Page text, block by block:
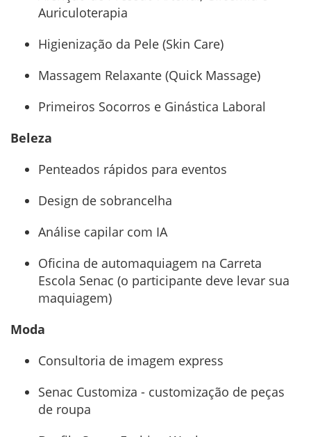
Auriculoterapia
Higienização da Pele (Skin Care)
Massagem Relaxante (Quick Massage)
Primeiros Socorros e Ginástica Laboral
Beleza
Penteados rápidos para eventos
Design de sobrancelha
Análise capilar com IA
Oficina de automaquiagem na Carreta
Escola Senac (o participante deve levar sua
maquiagem)
Moda
Consultoria de imagem express
Senac Customiza - customização de peças
de roupa